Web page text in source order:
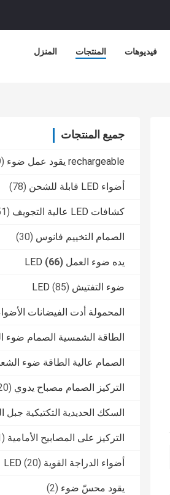
المنزل المنتجات فيديوهات
جميع المنتجات
rechargeable يقود عمل ضوء (109)
أضواء LED قابلة للشحن (78)
كشافات LED عالية التجويف (51)
الصمام التخييم فانوس (30)
يده ضوء العمل LED (66)
ضوء التفتيش LED (85)
المحمولة أدت الفيضانات
الطاقة الشمسية الصمام ضوء
الصمام عالية الطاقة ضوء
التركيز الصمام مصباح يدوي (20)
السكك الحديدية التكتيكية جبل
التركيز على المصابيح الأمامية (11)
أضواء الدراجة القوية LED (20)
يقود محسّ ضوء (2)